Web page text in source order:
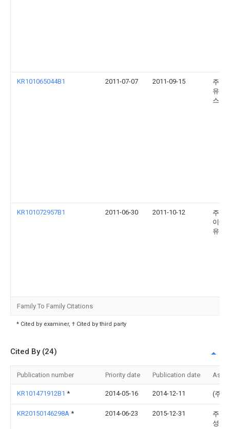
KR101065044B1 2011-07-07 2011-09-15
주식
유니
스템
KR101072957B1 2011-06-30 2011-10-12
주식
이에
유
Family To Family Citations
* Cited by examiner, † Cited by third party
Cited By (24)
Publication number Priority date Publication date
KR101471912B1 * 2014-05-16 2014-12-11 (주)
KR20150146298A * 2014-06-23 2015-12-31
주식
성알